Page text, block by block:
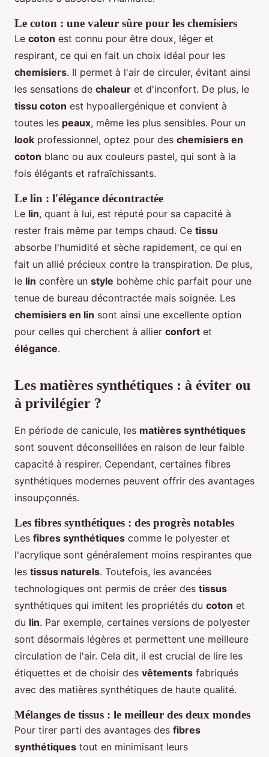
Le coton : une valeur sûre pour les chemisiers
Le coton est connu pour être doux, léger et
respirant, ce qui en fait un choix idéal pour les
chemisiers. Il permet à l'air de circuler, évitant ainsi
les sensations de chaleur et d'inconfort. De plus, le
tissu coton est hypoallergénique et convient à
toutes les peaux, même les plus sensibles. Pour un
look professionnel, optez pour des chemisiers en
coton blanc ou aux couleurs pastel, qui sont à la
fois élégants et rafraîchissants.
Le lin : l'élégance décontractée
Le lin, quant à lui, est réputé pour sa capacité à
rester frais même par temps chaud. Ce tissu
absorbe l'humidité et sèche rapidement, ce qui en
fait un allié précieux contre la transpiration. De plus,
le lin confère un style bohème chic parfait pour une
tenue de bureau décontractée mais soignée. Les
chemisiers en lin sont ainsi une excellente option
pour celles qui cherchent à allier confort et
élégance.
Les matières synthétiques : à éviter ou
à privilégier ?
En période de canicule, les matières synthétiques
sont souvent déconseillées en raison de leur faible
capacité à respirer. Cependant, certaines fibres
synthétiques modernes peuvent offrir des avantages
insoupçonnés.
Les fibres synthétiques : des progrès notables
Les fibres synthétiques comme le polyester et
l'acrylique sont généralement moins respirantes que
les tissus naturels. Toutefois, les avancées
technologiques ont permis de créer des tissus
synthétiques qui imitent les propriétés du coton et
du lin. Par exemple, certaines versions de polyester
sont désormais légères et permettent une meilleure
circulation de l'air. Cela dit, il est crucial de lire les
étiquettes et de choisir des vêtements fabriqués
avec des matières synthétiques de haute qualité.
Mélanges de tissus : le meilleur des deux mondes
Pour tirer parti des avantages des fibres
synthétiques tout en minimisant leurs